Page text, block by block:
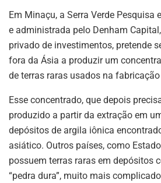
Em Minaçu, a Serra Verde Pesquisa
e administrada pelo Denham
privado de investimentos, pretende
fora da Ásia a produzir um
de terras raras usados na
Esse concentrado, que depois
produzido a partir da extração em
depósitos de argila iônica
asiático. Outros países, como
possuem terras raras em depósitos
“pedra dura”, muito mais